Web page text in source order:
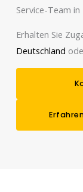
Service-Team
Erhalten Sie
Deutschland